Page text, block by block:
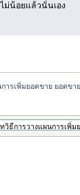
ม่น้อยแล้วนั่นเอง
รเพิ่มยอดขาย ยอดขา